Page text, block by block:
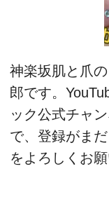
神楽坂肌と爪
郎です。
ック公式チャ
で、登録がま
をよろしくお